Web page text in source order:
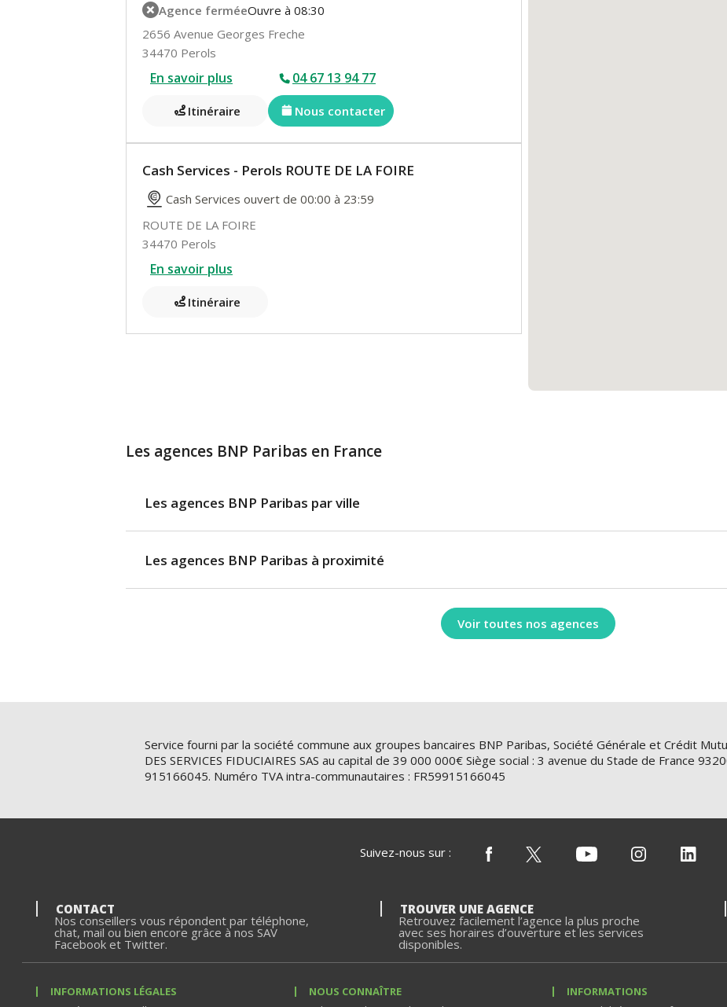
Agence ferméeOuvre à 08:30
2656 Avenue Georges Freche
34470 Perols
En savoir plus 04 67 13 94 77
Itinéraire Nous contacter
Cash Services - Perols ROUTE DE LA FOIRE
Cash Services ouvert de 00:00 à 23:59
ROUTE DE LA FOIRE
34470 Perols
En savoir plus
Itinéraire
Les agences BNP Paribas en France
Les agences BNP Paribas par ville
Les agences BNP Paribas à proximité
Voir toutes nos agences
Service fourni par la société commune aux groupes bancaires BNP Paribas, Société Générale et Crédit
DES SERVICES FIDUCIAIRES SAS au capital de 39 000 000€ Siège social : 3 avenue du Stade de France
915166045. Numéro TVA intra-communautaires : FR59915166045
Suivez-nous sur :
CONTACT
Nos conseillers vous répondent par téléphone,
chat, mail ou bien encore grâce à nos SAV
Facebook et Twitter.
TROUVER UNE AGENCE
Retrouvez facilement l’agence la plus proche
avec ses horaires d’ouverture et les services
disponibles.
INFORMATIONS LÉGALES
NOUS CONNAÎTRE
INFORMATIONS